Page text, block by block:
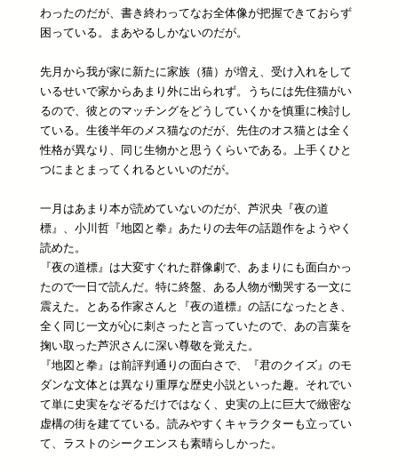
わったのだが、書き終わってなお全体像が把握できておらず
困っている。まあやるしかないのだが。
先月から我が家に新たに家族（猫）が増え、受け入れをして
いるせいで家からあまり外に出られず。うちには先住猫がい
るので、彼とのマッチングをどうしていくかを慎重に検討し
ている。生後半年のメス猫なのだが、先住のオス猫とは全く
性格が異なり、同じ生物かと思うくらいである。上手くひと
つにまとまってくれるといいのだが。
一月はあまり本が読めていないのだが、芦沢央『夜の道
標』、小川哲『地図と拳』あたりの去年の話題作をようやく
読めた。
『夜の道標』は大変すぐれた群像劇で、あまりにも面白かっ
たので一日で読んだ。特に終盤、ある人物が慟哭する一文に
震えた。とある作家さんと『夜の道標』の話になったとき、
全く同じ一文が心に刺さったと言っていたので、あの言葉を
掬い取った芦沢さんに深い尊敬を覚えた。
『地図と拳』は前評判通りの面白さで、『君のクイズ』のモ
ダンな文体とは異なり重厚な歴史小説といった趣。それでい
て単に史実をなぞるだけではなく、史実の上に巨大で緻密な
虚構の街を建てている。読みやすくキャラクターも立ってい
て、ラストのシークエンスも素晴らしかった。